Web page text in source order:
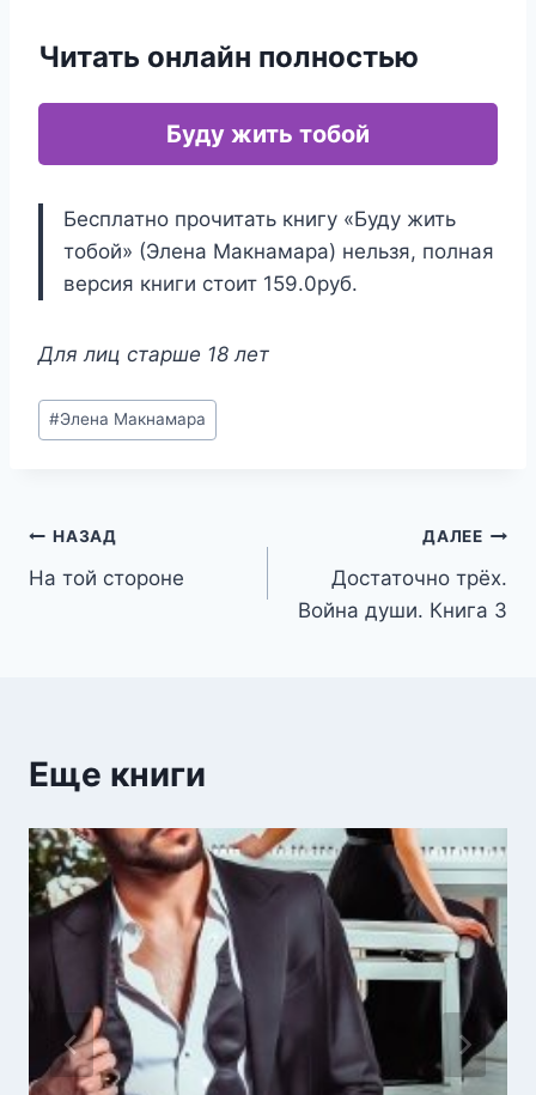
Читать онлайн полностью
Буду жить тобой
Бесплатно прочитать книгу «Буду жить
тобой» (Элена Макнамара) нельзя, полная
версия книги стоит 159.0руб.
Для лиц старше 18 лет
Метки
записи:
#Элена Макнамара
Навигация
по
НАЗАД
На той стороне
ДАЛЕЕ
Достаточно трёх.
Война души. Книга 3
Еще книги